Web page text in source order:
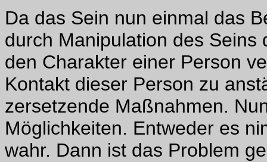
Da das Sein nun einmal das
durch Manipulation des
den Charakter einer Person
Kontakt dieser Person zu
zersetzende Maßnahmen.
Möglichkeiten. Entweder es
wahr. Dann ist das Problem